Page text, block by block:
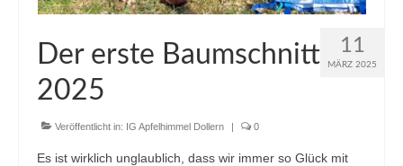
11
MÄRZ 2025
Der erste Baumschnitt
2025
Veröffentlicht in: IG Apfelhimmel Dollern | 0
Es ist wirklich unglaublich, dass wir immer so Glück mit